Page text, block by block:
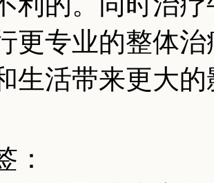
更专业的整体
生活带来更大的
：